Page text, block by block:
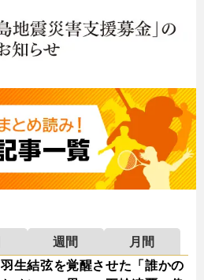
週間
月間
羽生結弦を覚醒させた「誰かの